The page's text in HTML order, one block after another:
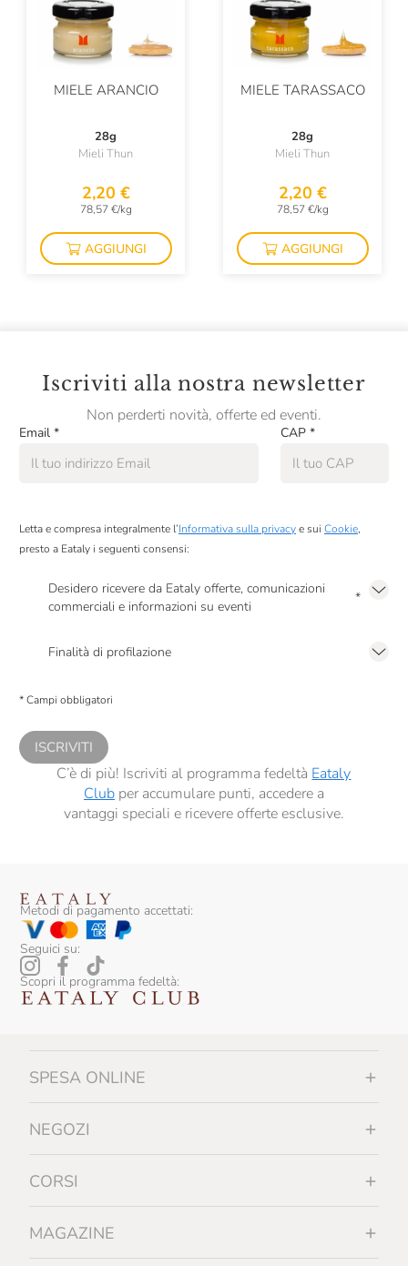
MIELE ARANCIO
28g
Mieli Thun
2,20 €
78,57 €/kg
AGGIUNGI
MIELE TARASSACO
28g
Mieli Thun
2,20 €
78,57 €/kg
AGGIUNGI
Iscriviti alla nostra newsletter
Non perderti novità, offerte ed eventi.
Email * CAP *
Letta e compresa integralmente l’Informativa sulla privacye sui Cookie,
presto a Eataly i seguenti consensi:
Desidero ricevere da Eataly offerte, comunicazioni
commerciali e informazioni su eventi
*
Finalità di profilazione
comunicazioni commerciali personalizzate, in caso di consenso prestato ai
* Campi obbligatori
ISCRIVITI
C’è di più! Iscriviti al programma fedeltà Eataly
Clubper accumulare punti, accedere a
vantaggi speciali e ricevere offerte esclusive.
Metodi di pagamento accettati:
Seguici su:
Scopri il programma fedeltà:
SPESA ONLINE
NEGOZI
CORSI
MAGAZINE